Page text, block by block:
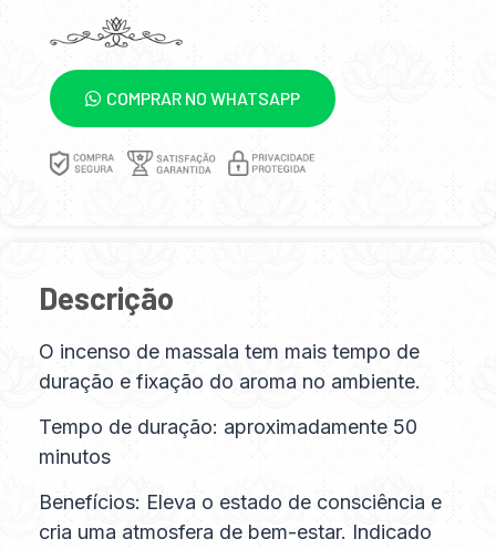
COMPRAR NO WHATSAPP
Descrição
O incenso de massala tem mais tempo de
duração e fixação do aroma no ambiente.
Tempo de duração: aproximadamente 50
minutos
Benefícios: Eleva o estado de consciência e
cria uma atmosfera de bem-estar. Indicado